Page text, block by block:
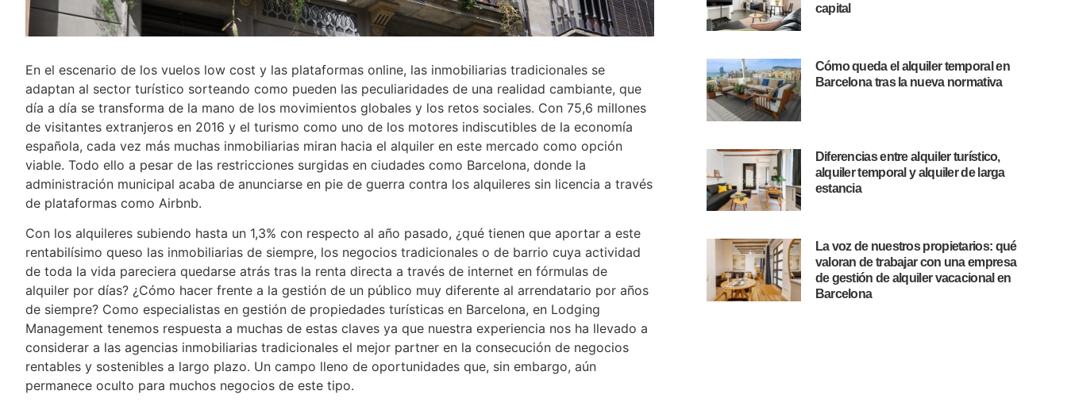
En el escenario de los vuelos low cost y las plataformas online, las inmobiliarias tradicionales se
adaptan al sector turístico sorteando como pueden las peculiaridades de una realidad cambiante, que
día a día se transforma de la mano de los movimientos globales y los retos sociales. Con 75,6 millones
de visitantes extranjeros en 2016 y el turismo como uno de los motores indiscutibles de la economía
española, cada vez más muchas inmobiliarias miran hacia el alquiler en este mercado como opción
viable. Todo ello a pesar de las restricciones surgidas en ciudades como Barcelona, donde la
administración municipal acaba de anunciarse en pie de guerra contra los alquileres sin licencia a través
de plataformas como Airbnb.
Con los alquileres subiendo hasta un 1,3% con respecto al año pasado, ¿qué tienen que aportar a este
rentabilísimo queso las inmobiliarias de siempre, los negocios tradicionales o de barrio cuya actividad
de toda la vida pareciera quedarse atrás tras la renta directa a través de internet en fórmulas de
alquiler por días? ¿Cómo hacer frente a la gestión de un público muy diferente al arrendatario por años
de siempre? Como especialistas en gestión de propiedades turísticas en Barcelona, en Lodging
Management tenemos respuesta a muchas de estas claves ya que nuestra experiencia nos ha llevado a
considerar a las agencias inmobiliarias tradicionales el mejor partner en la consecución de negocios
rentables y sostenibles a largo plazo. Un campo lleno de oportunidades que, sin embargo, aún
permanece oculto para muchos negocios de este tipo.
capital
Cómo queda el alquiler temporal en
Barcelona tras la nueva normativa
Diferencias entre alquiler turístico,
alquiler temporal y alquiler de larga
estancia
La voz de nuestros propietarios: qué
valoran de trabajar con una empresa
de gestión de alquiler vacacional en
Barcelona